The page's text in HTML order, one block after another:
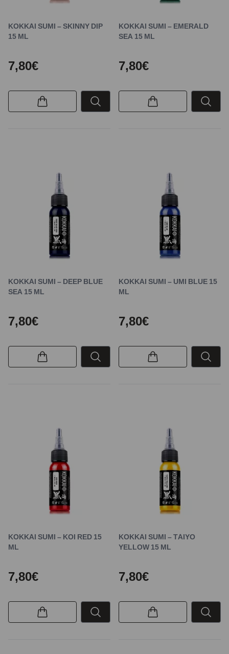
KOKKAI SUMI – SKINNY DIP
15 ML
7,80€
KOKKAI SUMI – EMERALD
SEA 15 ML
7,80€
KOKKAI SUMI – DEEP BLUE
SEA 15 ML
7,80€
KOKKAI SUMI – UMI BLUE 15
ML
7,80€
KOKKAI SUMI – KOI RED 15
ML
7,80€
KOKKAI SUMI – TAIYO
YELLOW 15 ML
7,80€